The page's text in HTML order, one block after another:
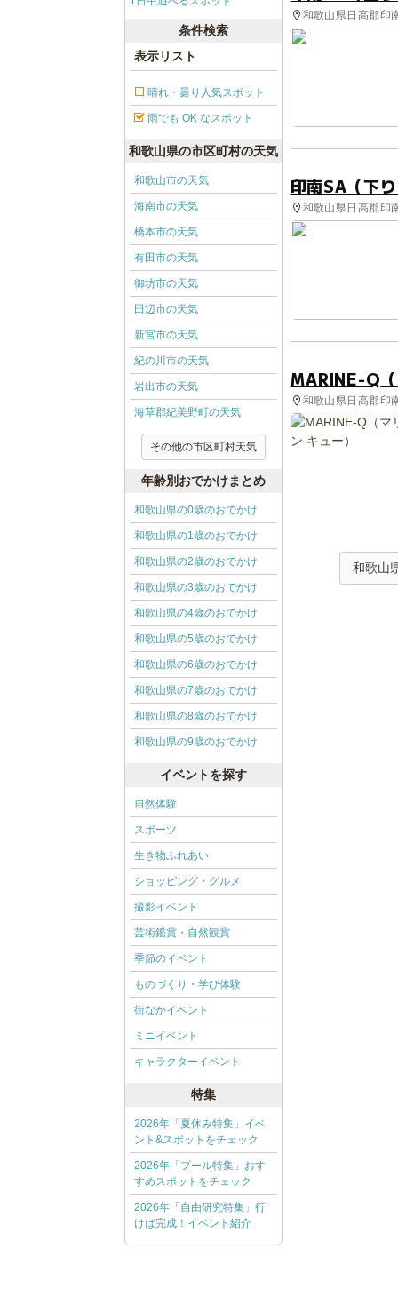
和歌山県日高郡印
印南SA（下
和歌山県日高郡印
MARINE-Q
和歌山県日高郡印
ラン・カフェ
和歌山
条件検索
表示リスト
晴れ・曇り人気スポット
雨でも OK なスポット
和歌山県の市区町村の天気
和歌山市の天気
海南市の天気
橋本市の天気
有田市の天気
御坊市の天気
田辺市の天気
新宮市の天気
紀の川市の天気
岩出市の天気
海草郡紀美野町の天気
その他の市区町村天気
年齢別おでかけまとめ
和歌山県の0歳のおでかけ
和歌山県の1歳のおでかけ
和歌山県の2歳のおでかけ
和歌山県の3歳のおでかけ
和歌山県の4歳のおでかけ
和歌山県の5歳のおでかけ
和歌山県の6歳のおでかけ
和歌山県の7歳のおでかけ
和歌山県の8歳のおでかけ
和歌山県の9歳のおでかけ
イベントを探す
自然体験
スポーツ
生き物ふれあい
ショッピング・グルメ
撮影イベント
芸術鑑賞・自然観賞
季節のイベント
ものづくり・学び体験
街なかイベント
ミニイベント
キャラクターイベント
特集
2026年「夏休み特集」イベ
ント&スポットをチェック
2026年「プール特集」おす
すめスポットをチェック
2026年「自由研究特集」行
けば完成！イベント紹介